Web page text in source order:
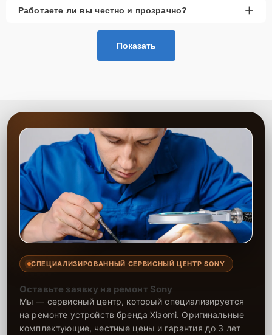
Работаете ли вы честно и прозрачно? +
Показать
СПЕЦИАЛИЗИРОВАННЫЙ СЕРВИСНЫЙ ЦЕНТР SONY
Оставьте заявку на ремонт Sony
Мы — сервисный центр, который специализируется
на ремонте устройств бренда Xiaomi. Оригинальные
комплектующие, честные цены и гарантия до 3 лет